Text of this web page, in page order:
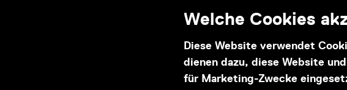
Welche Cookies
Diese Website verwendet
dienen dazu, diese Website
für Marketing-Zwecke
Informationen zu Ihrem